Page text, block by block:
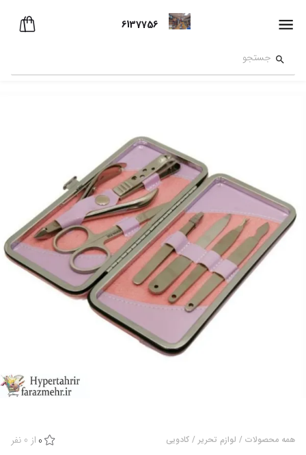
6137756
همه محصولات / لوازم تحریر / کادویی 0 از 0 نفر